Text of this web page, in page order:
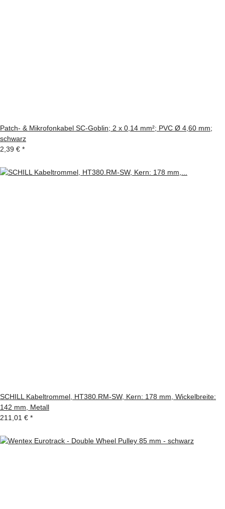
Patch- & Mikrofonkabel SC-Goblin; 2 x 0,14 mm²; PVC Ø 4,60 mm;
schwarz
2,39 € *
SCHILL Kabeltrommel, HT380.RM-SW, Kern: 178 mm, Wickelbreite:
142 mm, Metall
211,01 € *